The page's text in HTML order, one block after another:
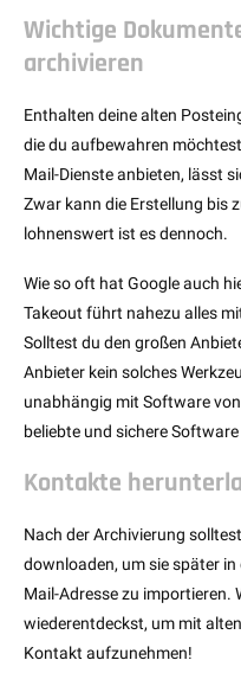
Wichtige
archivieren
Enthalten deine alten
die du aufbewahren
Mail-Dienste anbieten, lässt
Zwar kann die Erstellung bis
lohnenswert ist es dennoch.
Wie so oft hat Google auch
Takeout führt nahezu alles
Solltest du den großen
Anbieter kein solches
unabhängig mit Software
beliebte und sichere
Kontakte
Nach der Archivierung
downloaden, um sie später
Mail-Adresse zu importieren.
wiederentdeckst, um mit
Kontakt aufzunehmen!